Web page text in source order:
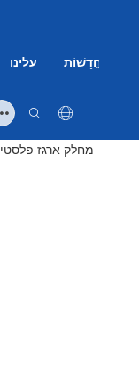
עלינו חֲדָשׁוֹת